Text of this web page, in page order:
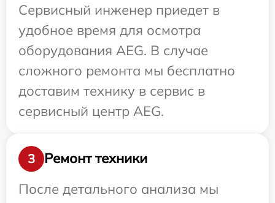
Сервисный инженер приедет в
удобное время для осмотра
оборудования AEG. В случае
сложного ремонта мы бесплатно
доставим технику в сервис в
сервисный центр AEG.
3
Ремонт техники
После детального анализа мы